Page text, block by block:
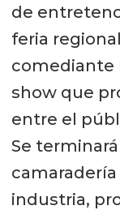
de
feria
comediante
show que
entre el
Se
industria,